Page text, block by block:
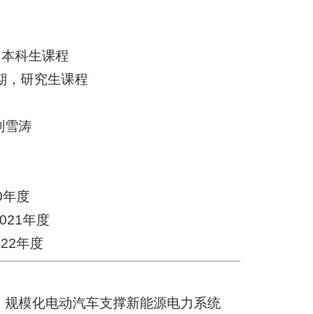
科生课程
，研究生课程
雪涛
度
年度
年度
模化电动汽车支撑新能源电力系统